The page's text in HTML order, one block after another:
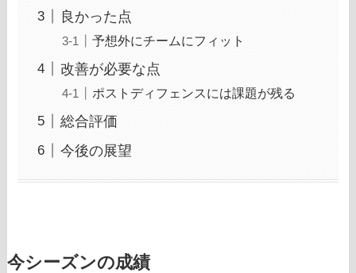
良かった点
予想外にチームにフィット
改善が必要な点
ポストディフェンスには課題が残る
総合評価
今後の展望
今シーズンの成績